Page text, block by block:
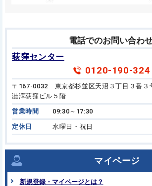
電話でのお問い合わ
荻窪センター
0120-190-324
〒167-0032 東京都杉並区天沼３丁目３番３
澁澤荻窪ビル５階
営業時間 09:30～17:30
定休日 水曜日・祝日
マイページ
新規登録・マイページとは？